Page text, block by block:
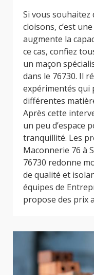
Si vous souhaitez
cloisons, c’est
augmente la
ce cas, confiez
un maçon
dans le 76730. Il
expérimentés
différentes
Après cette
un peu d’espace
tranquillité. Les
Maconnerie 76 à
76730 redonne
de qualité et
équipes de
propose des prix